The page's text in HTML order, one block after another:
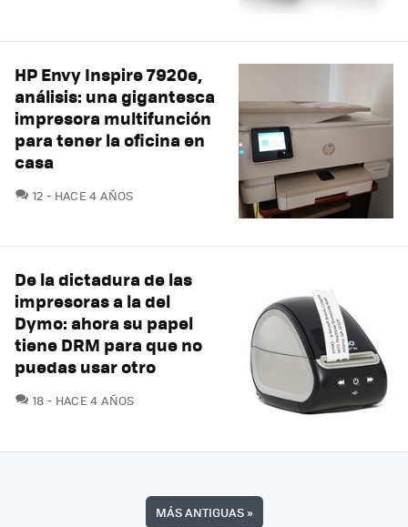
HP Envy Inspire 7920e,
análisis: una gigantesca
impresora multifunción
para tener la oficina en
casa
12 COMENTARIOS
HACE 4 AÑOS
De la dictadura de las
impresoras a la del
Dymo: ahora su papel
tiene DRM para que no
puedas usar otro
18 COMENTARIOS
HACE 4 AÑOS
MÁS ANTIGUAS»